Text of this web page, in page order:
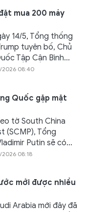
mua 200 máy
14/5, Tổng thống
tuyên bố, Chủ
Tập Cận Bình...
2026 08:40
Quốc gặp mặt
tờ South China
(SCMP), Tổng
Putin sẽ có...
2026 08:18
mới được nhiều
Arabia mới đây đã